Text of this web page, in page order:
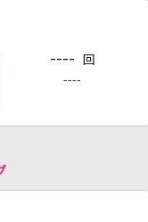
---- 回
----